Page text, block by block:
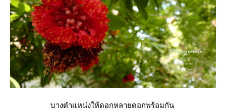
บางตำแหน่งให้ดอกหลายดอกพร้อมกัน